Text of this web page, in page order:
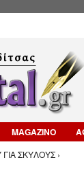
MAGAZINO
ΣΚΥΛΟΥΣ ›